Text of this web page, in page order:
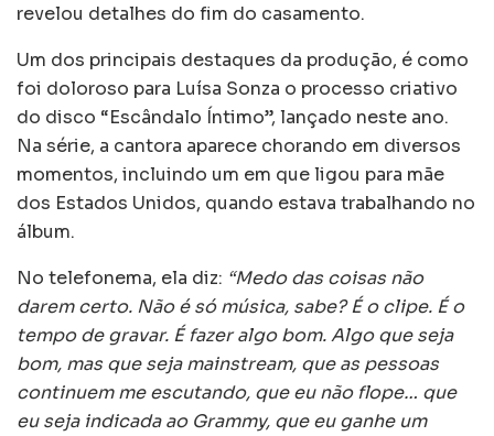
revelou detalhes do fim do casamento.
Um dos principais destaques da produção, é como
foi doloroso para Luísa Sonza o processo criativo
do disco “Escândalo Íntimo”, lançado neste ano.
Na série, a cantora aparece chorando em diversos
momentos, incluindo um em que ligou para mãe
dos Estados Unidos, quando estava trabalhando no
álbum.
No telefonema, ela diz: “Medo das coisas não
darem certo. Não é só música, sabe? É o clipe. É o
tempo de gravar. É fazer algo bom. Algo que seja
bom, mas que seja mainstream, que as pessoas
continuem me escutando, que eu não flope… que
eu seja indicada ao Grammy, que eu ganhe um